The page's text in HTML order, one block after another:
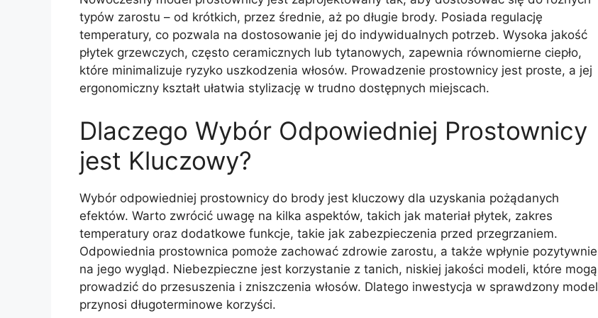
typów zarostu – od krótkich, przez średnie, aż po długie brody. Posiada regulację
temperatury, co pozwala na dostosowanie jej do indywidualnych potrzeb. Wysoka jakość
płytek grzewczych, często ceramicznych lub tytanowych, zapewnia równomierne ciepło,
które minimalizuje ryzyko uszkodzenia włosów. Prowadzenie prostownicy jest proste, a jej
ergonomiczny kształt ułatwia stylizację w trudno dostępnych miejscach.
Dlaczego Wybór Odpowiedniej Prostownicy
jest Kluczowy?
Wybór odpowiedniej prostownicy do brody jest kluczowy dla uzyskania pożądanych
efektów. Warto zwrócić uwagę na kilka aspektów, takich jak materiał płytek, zakres
temperatury oraz dodatkowe funkcje, takie jak zabezpieczenia przed przegrzaniem.
Odpowiednia prostownica pomoże zachować zdrowie zarostu, a także wpłynie pozytywnie
na jego wygląd. Niebezpieczne jest korzystanie z tanich, niskiej jakości modeli, które mogą
prowadzić do przesuszenia i zniszczenia włosów. Dlatego inwestycja w sprawdzony model
przynosi długoterminowe korzyści.